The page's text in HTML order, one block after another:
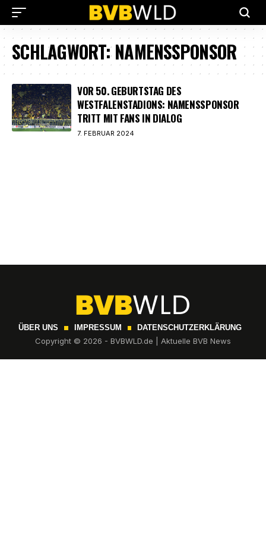
SCHLAGWORT:NAMENSSPONSOR
VOR 50. GEBURTSTAG DES
WESTFALENSTADIONS: NAMENSSPONSOR
TRITT MIT FANS IN DIALOG
7. FEBRUAR 2024
ÜBER UNS IMPRESSUM DATENSCHUTZERKLÄRUNG
Copyright © 2026 - BVBWLD.de | Aktuelle BVB News